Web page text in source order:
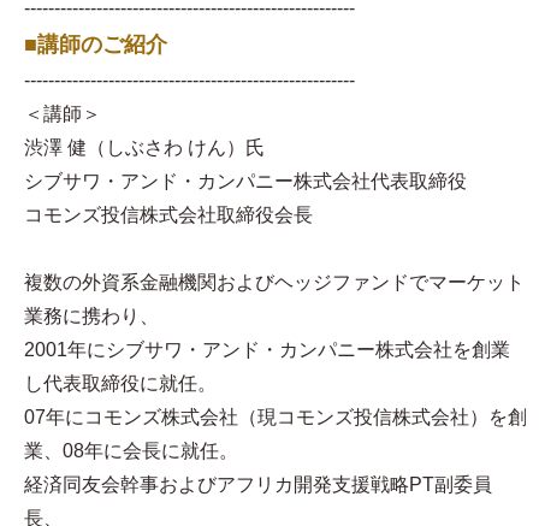
-------------------------------------------------------
■講師のご紹介
-------------------------------------------------------
＜講師＞
渋澤 健（しぶさわ けん）氏
シブサワ・アンド・カンパニー株式会社代表取締役
コモンズ投信株式会社取締役会長
複数の外資系金融機関およびヘッジファンドでマーケット
業務に携わり、
2001年にシブサワ・アンド・カンパニー株式会社を創業
し代表取締役に就任。
07年にコモンズ株式会社（現コモンズ投信株式会社）を創
業、08年に会長に就任。
経済同友会幹事およびアフリカ開発支援戦略PT副委員
長、